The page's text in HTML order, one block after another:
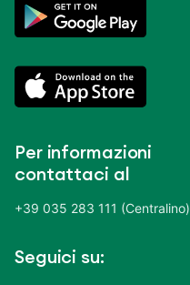
Per informazioni
contattaci al
+39 035 283 111 (Centralino)
Seguici su: